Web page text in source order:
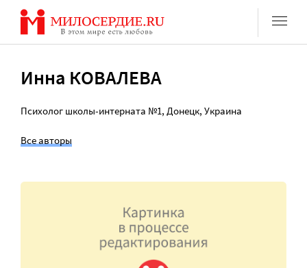
Перейти
содержанию
Инна КОВАЛЕВА
Психолог школы-интерната №1, Донецк, Украина
Все авторы